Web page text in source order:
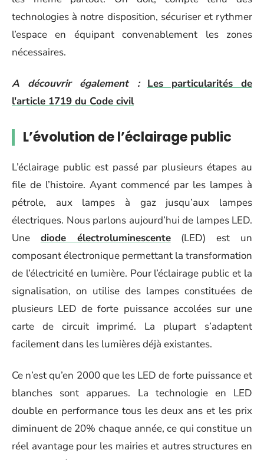
technologies à notre disposition, sécuriser et rythmer
l’espace en équipant convenablement les zones
nécessaires.
A découvrir également :
Les particularités de
l'article 1719 du Code civil
L’évolution de l’éclairage public
L’éclairage public est passé par plusieurs étapes au
file de l’histoire. Ayant commencé par les lampes à
pétrole, aux lampes à gaz jusqu’aux lampes
électriques. Nous parlons aujourd’hui de lampes LED.
Une diode électroluminescente(LED) est un
composant électronique permettant la transformation
de l’électricité en lumière. Pour l’éclairage public et la
signalisation, on utilise des lampes constituées de
plusieurs LED de forte puissance accolées sur une
carte de circuit imprimé. La plupart s’adaptent
facilement dans les lumières déjà existantes.
Ce n’est qu’en 2000 que les LED de forte puissance et
blanches sont apparues. La technologie en LED
double en performance tous les deux ans et les prix
diminuent de 20% chaque année, ce qui constitue un
réel avantage pour les mairies et autres structures en